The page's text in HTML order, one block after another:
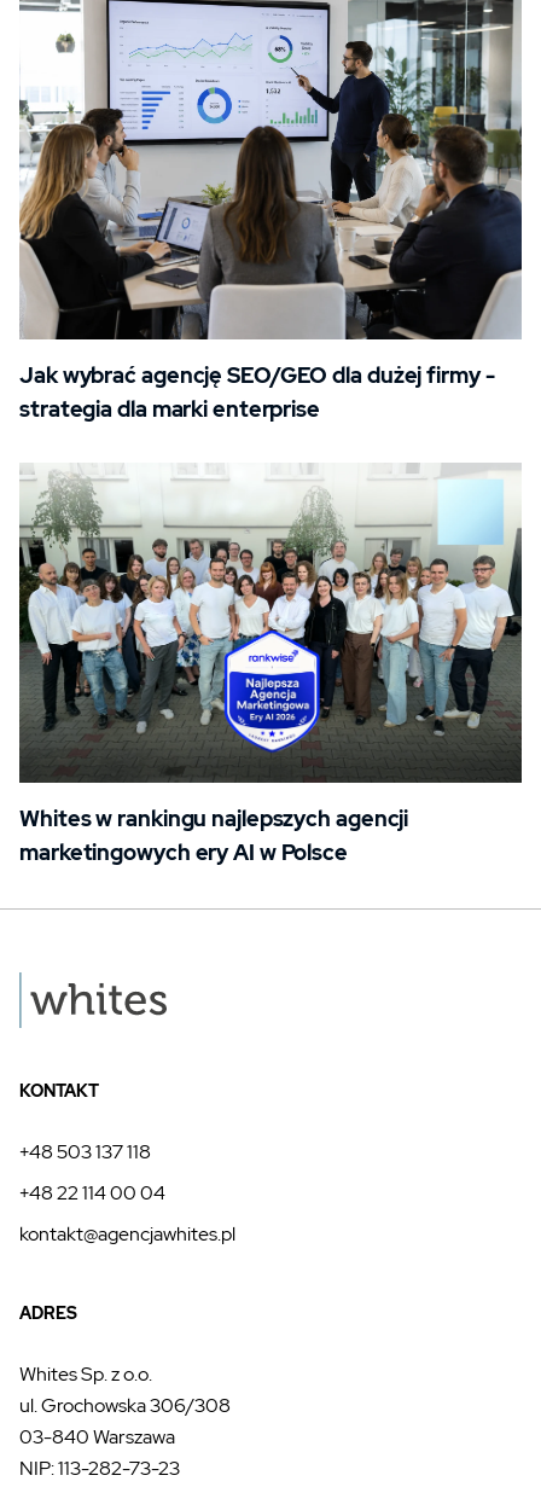
Jak wybrać agencję SEO/GEO dla dużej firmy -
strategia dla marki enterprise
Whites w rankingu najlepszych agencji
marketingowych ery AI w Polsce
KONTAKT
+48 503 137 118
+48 22 114 00 04
kontakt@agencjawhites.pl
ADRES
Whites Sp. z o.o.
ul. Grochowska 306/308
03-840 Warszawa
NIP: 113-282-73-23